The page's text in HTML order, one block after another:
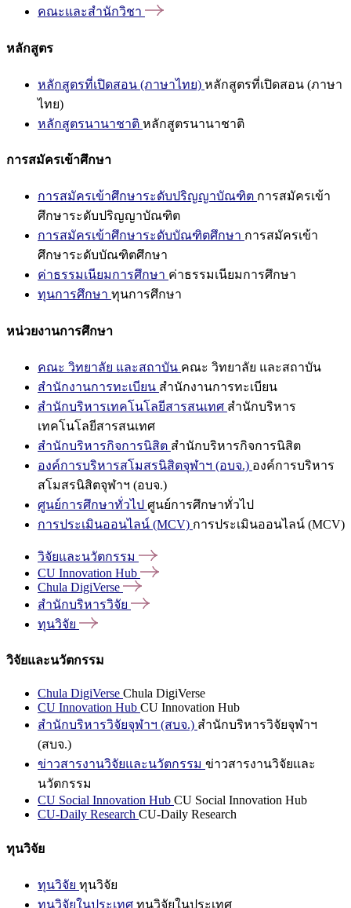
คณะและสำนักวิชา
หลักสูตร
หลักสูตรที่เปิดสอน (ภาษาไทย) หลักสูตรที่เปิดสอน (ภาษา
ไทย)
หลักสูตรนานาชาติ หลักสูตรนานาชาติ
การสมัครเข้าศึกษา
การสมัครเข้าศึกษาระดับปริญญาบัณฑิต การสมัครเข้า
ศึกษาระดับปริญญาบัณฑิต
การสมัครเข้าศึกษาระดับบัณฑิตศึกษา การสมัครเข้า
ศึกษาระดับบัณฑิตศึกษา
ค่าธรรมเนียมการศึกษา ค่าธรรมเนียมการศึกษา
ทุนการศึกษา ทุนการศึกษา
หน่วยงานการศึกษา
คณะ วิทยาลัย และสถาบัน คณะ วิทยาลัย และสถาบัน
สำนักงานการทะเบียน สำนักงานการทะเบียน
สำนักบริหารเทคโนโลยีสารสนเทศ สำนักบริหาร
เทคโนโลยีสารสนเทศ
สำนักบริหารกิจการนิสิต สำนักบริหารกิจการนิสิต
องค์การบริหารสโมสรนิสิตจุฬาฯ (อบจ.) องค์การบริหาร
สโมสรนิสิตจุฬาฯ (อบจ.)
ศูนย์การศึกษาทั่วไป ศูนย์การศึกษาทั่วไป
การประเมินออนไลน์ (MCV) การประเมินออนไลน์ (MCV)
วิจัยและนวัตกรรม
CU Innovation Hub
Chula DigiVerse
สำนักบริหารวิจัย
ทุนวิจัย
วิจัยและนวัตกรรม
Chula DigiVerse Chula DigiVerse
CU Innovation Hub CU Innovation Hub
สำนักบริหารวิจัยจุฬาฯ (สบจ.) สำนักบริหารวิจัยจุฬาฯ
(สบจ.)
ข่าวสารงานวิจัยและนวัตกรรม ข่าวสารงานวิจัยและ
นวัตกรรม
CU Social Innovation Hub CU Social Innovation Hub
CU-Daily Research CU-Daily Research
ทุนวิจัย
ทุนวิจัย ทุนวิจัย
ทุนวิจัยในประเทศ ทุนวิจัยในประเทศ